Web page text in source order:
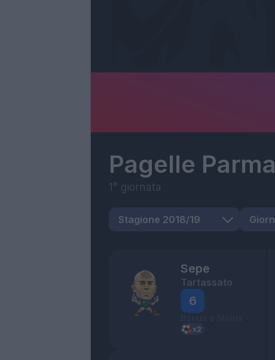
Pagelle Parma
1° giornata
Sepe
Tartassato
6